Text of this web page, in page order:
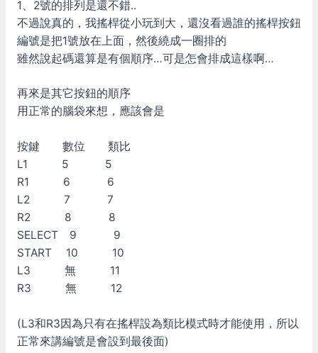
1、2號的排列是還不錯..
不過說真的，我搖桿從小玩到大，還沒看過誰的搖桿按鈕
編號是把1號放在上面，然後繞成一圈排的
雖然說起碼還算是有個順序…可是怎會排成這樣啊…
再來是其它按鈕的順序
用正常的腦袋來想，應該會是
按鍵 數位 類比
L1 5 5
R1 6 6
L2 7 7
R2 8 8
SELECT 9 9
START 10 10
L3 無 11
R3 無 12
(L3和R3因為只有在搖桿設為類比模式時才能使用，所以
正常來講編號是會設到最後面)